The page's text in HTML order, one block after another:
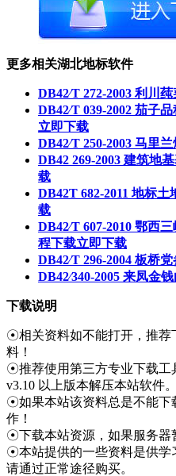
更多相关湖北地标软件
DB42∕T 272-2003 利川
DB42∕T 039-2002 茄子
立即下载
DB42∕T 250-2003 马里
DB42 269-2003 建筑地
载
DB42T 682-2011 地标
载
DB42∕T 607-2010 鄂西
程下载立即下载
DB42∕T 296-2004 板桥
DB42∕340-2005 来凤金
下载说明
☉相关资料如不能打开，推荐
料！
☉推荐使用第三方专业下载工
v3.10 以上版本解压本站软件。
☉如果本站该资料总是不能下
作！
☉下载本站资源，如果服务器
☉本站提供的一些资料是供学
请通过正常途径购买。